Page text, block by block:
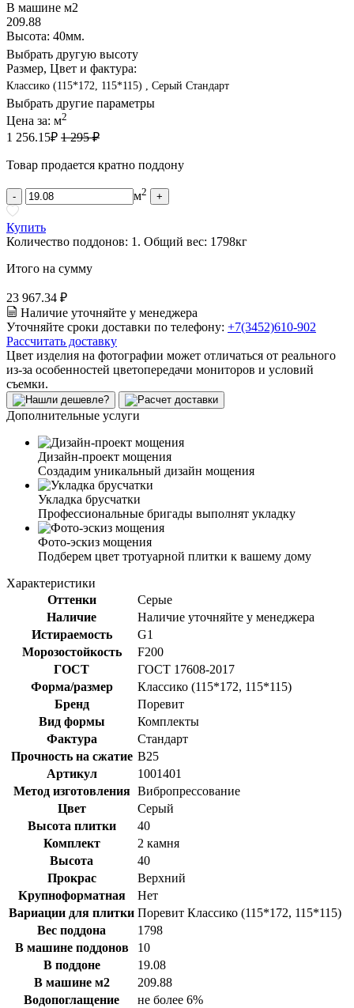
В машине м2
209.88
Высота: 40мм.
Выбрать другую высоту
Размер, Цвет и фактура:
Классико (115*172, 115*115) , Серый Стандарт
Выбрать другие параметры
Цена за: м2
1 256.15₽ 1 295 ₽
Товар продается кратно поддону
- м2 +
Купить
Количество поддонов: 1 . Общий вес: 1798кг
Итого на сумму
23 967.34 ₽
Наличие уточняйте у менеджера
Уточняйте сроки доставки по телефону: +7(3452)610-902
Рассчитать доставку
Цвет изделия на фотографии может отличаться от реального
из-за особенностей цветопередачи мониторов и условий
съемки.
Дополнительные услуги
Дизайн-проект мощения
Создадим уникальный дизайн мощения
Укладка брусчатки
Профессиональные бригады выполнят укладку
Фото-эскиз мощения
Подберем цвет тротуарной плитки к вашему дому
Характеристики
Оттенки
Серые
Наличие
Наличие уточняйте у менеджера
Истираемость
G1
Морозостойкость
F200
ГОСТ
ГОСТ 17608-2017
Форма/размер
Классико (115*172, 115*115)
Бренд
Поревит
Вид формы
Комплекты
Фактура
Стандарт
Прочность на сжатие B25
Артикул
1001401
Метод изготовления Вибропрессование
Цвет
Серый
Высота плитки
40
Комплект
2 камня
Высота
40
Прокрас
Верхний
Крупноформатная
Нет
Вариации для плитки Поревит Классико (115*172, 115*115)
Вес поддона
1798
В машине поддонов
10
В поддоне
19.08
В машине м2
209.88
Водопоглащение
не более 6%